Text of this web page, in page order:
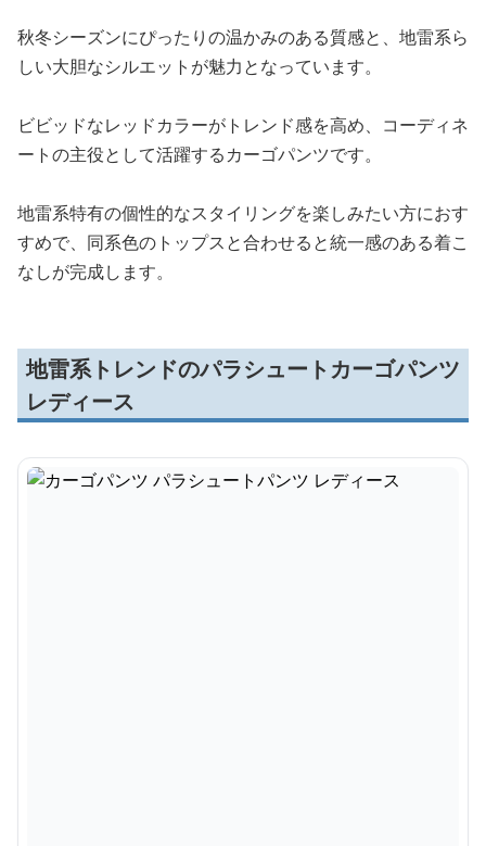
秋冬シーズンにぴったりの温かみのある質感と、地雷系ら
しい大胆なシルエットが魅力となっています。
ビビッドなレッドカラーがトレンド感を高め、コーディネ
ートの主役として活躍するカーゴパンツです。
地雷系特有の個性的なスタイリングを楽しみたい方におす
すめで、同系色のトップスと合わせると統一感のある着こ
なしが完成します。
地雷系トレンドのパラシュートカーゴパンツ
レディース